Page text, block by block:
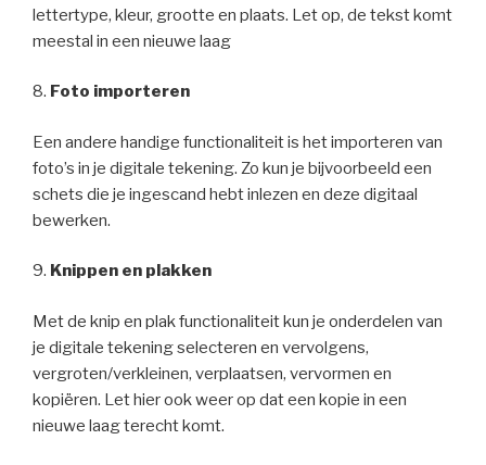
lettertype, kleur, grootte en plaats. Let op, de tekst komt
meestal in een nieuwe laag
8. Foto importeren
Een andere handige functionaliteit is het importeren van
foto’s in je digitale tekening. Zo kun je bijvoorbeeld een
schets die je ingescand hebt inlezen en deze digitaal
bewerken.
9. Knippen en plakken
Met de knip en plak functionaliteit kun je onderdelen van
je digitale tekening selecteren en vervolgens,
vergroten/verkleinen, verplaatsen, vervormen en
kopiëren. Let hier ook weer op dat een kopie in een
nieuwe laag terecht komt.